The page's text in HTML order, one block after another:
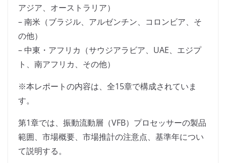
アジア、オーストラリア）
– 南米（ブラジル、アルゼンチン、コロンビア、そ
の他）
– 中東・アフリカ（サウジアラビア、UAE、エジプ
ト、南アフリカ、その他）
※本レポートの内容は、全15章で構成されていま
す。
第1章では、振動流動層（VFB）プロセッサーの製品
範囲、市場概要、市場推計の注意点、基準年につい
て説明する。